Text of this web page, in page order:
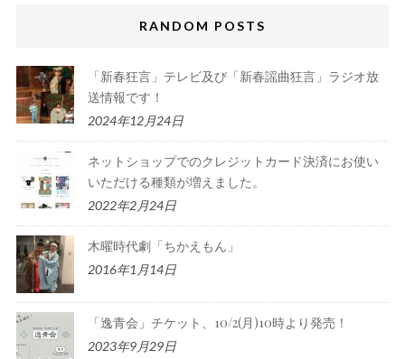
RANDOM POSTS
「新春狂言」テレビ及び「新春謡曲狂言」ラジオ放
送情報です！
2024年12月24日
ネットショップでのクレジットカード決済にお使い
いただける種類が増えました。
2022年2月24日
木曜時代劇「ちかえもん」
2016年1月14日
「逸青会」チケット、10/2(月)10時より発売！
2023年9月29日